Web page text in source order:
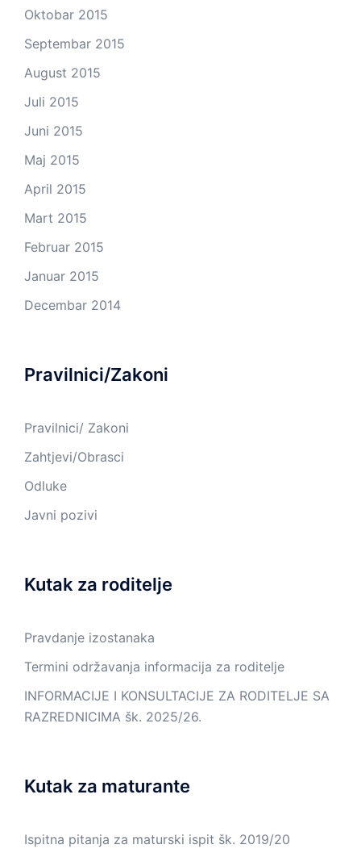
Oktobar 2015
Septembar 2015
August 2015
Juli 2015
Juni 2015
Maj 2015
April 2015
Mart 2015
Februar 2015
Januar 2015
Decembar 2014
Pravilnici/Zakoni
Pravilnici/ Zakoni
Zahtjevi/Obrasci
Odluke
Javni pozivi
Kutak za roditelje
Pravdanje izostanaka
Termini održavanja informacija za roditelje
INFORMACIJE I KONSULTACIJE ZA RODITELJE SA
RAZREDNICIMA šk. 2025/26.
Kutak za maturante
Ispitna pitanja za maturski ispit šk. 2019/20